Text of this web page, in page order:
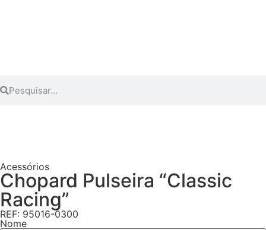
Acessórios
Chopard Pulseira “Classic
Racing”
REF: 95016-0300
Nome